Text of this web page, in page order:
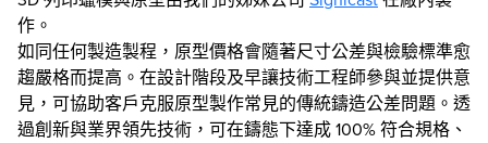
作。
如同任何製造製程，原型價格會隨著尺寸公差與檢驗標準愈
趨嚴格而提高。在設計階段及早讓技術工程師參與並提供意
見，可協助客戶克服原型製作常見的傳統鑄造公差問題。透
過創新與業界領先技術，可在鑄態下達成 100% 符合規格、